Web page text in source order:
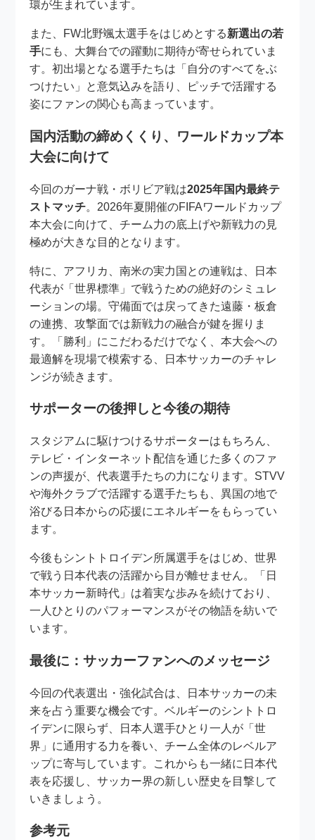
環が生まれています。
また、FW北野颯太選手をはじめとする新選出の若
手にも、大舞台での躍動に期待が寄せられていま
す。初出場となる選手たちは「自分のすべてをぶ
つけたい」と意気込みを語り、ピッチで活躍する
姿にファンの関心も高まっています。
国内活動の締めくくり、ワールドカップ本
大会に向けて
今回のガーナ戦・ボリビア戦は2025年国内最終テ
ストマッチ。2026年夏開催のFIFAワールドカップ
本大会に向けて、チーム力の底上げや新戦力の見
極めが大きな目的となります。
特に、アフリカ、南米の実力国との連戦は、日本
代表が「世界標準」で戦うための絶好のシミュレ
ーションの場。守備面では戻ってきた遠藤・板倉
の連携、攻撃面では新戦力の融合が鍵を握りま
す。「勝利」にこだわるだけでなく、本大会への
最適解を現場で模索する、日本サッカーのチャレ
ンジが続きます。
サポーターの後押しと今後の期待
スタジアムに駆けつけるサポーターはもちろん、
テレビ・インターネット配信を通じた多くのファ
ンの声援が、代表選手たちの力になります。STVV
や海外クラブで活躍する選手たちも、異国の地で
浴びる日本からの応援にエネルギーをもらってい
ます。
今後もシントトロイデン所属選手をはじめ、世界
で戦う日本代表の活躍から目が離せません。「日
本サッカー新時代」は着実な歩みを続けており、
一人ひとりのパフォーマンスがその物語を紡いで
います。
最後に：サッカーファンへのメッセージ
今回の代表選出・強化試合は、日本サッカーの未
来を占う重要な機会です。ベルギーのシントトロ
イデンに限らず、日本人選手ひとり一人が「世
界」に通用する力を養い、チーム全体のレベルア
ップに寄与しています。これからも一緒に日本代
表を応援し、サッカー界の新しい歴史を目撃して
いきましょう。
参考元